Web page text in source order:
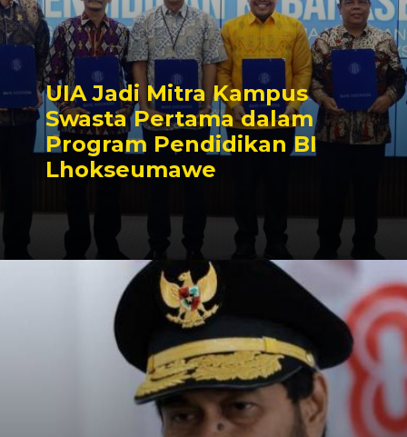
UIA Jadi Mitra Kampus
Swasta Pertama dalam
Program Pendidikan BI
Lhokseumawe